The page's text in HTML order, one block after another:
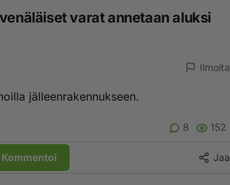
varat annetaan aluksi
Ilmoita
jälleenrakennukseen.
8 152
Kommentoi Jaa